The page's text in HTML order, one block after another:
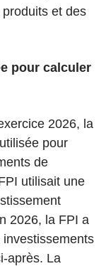
et des
pour calculer
2026, la
pour
de
utilisait une
2026, la FPI a
après. La